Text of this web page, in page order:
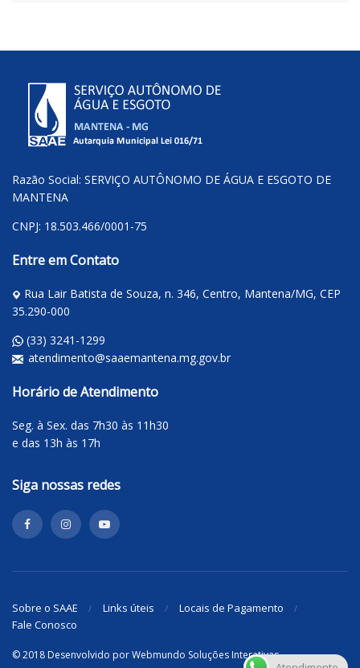
Razão Social: SERVIÇO AUTÔNOMO DE ÁGUA E ESGOTO DE
MANTENA
CNPJ: 18.503.466/0001-75
Entre em Contato
Rua Lair Batista de Souza, n. 346, Centro, Mantena/MG, CEP
35.290-000
(33) 3241-1299
atendimento@saaemantena.mg.gov.br
Horário de Atendimento
Seg. à Sex. das 7h30 às 11h30
e das 13h às 17h
Siga nossas redes
Sobre o SAAE Links úteis
Locais de Pagamento
Fale Conosco
© 2018 Desenvolvido porWebmundo Soluções Interativas